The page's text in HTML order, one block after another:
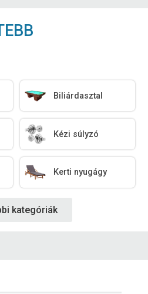
Biliárdasztal
Kézi súlyzó
Kerti nyugágy
kategóriák